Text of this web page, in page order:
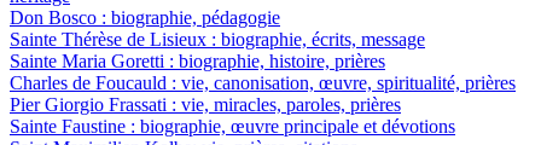
Don Bosco : biographie, pédagogie
Sainte Thérèse de Lisieux : biographie, écrits, message
Sainte Maria Goretti : biographie, histoire, prières
Charles de Foucauld : vie, canonisation, œuvre, spiritualité, prières
Pier Giorgio Frassati : vie, miracles, paroles, prières
Sainte Faustine : biographie, œuvre principale et dévotions